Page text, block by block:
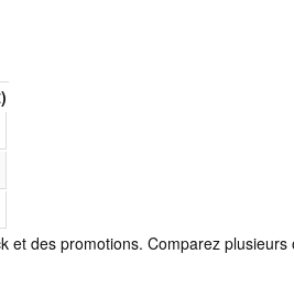
des promotions. Comparez